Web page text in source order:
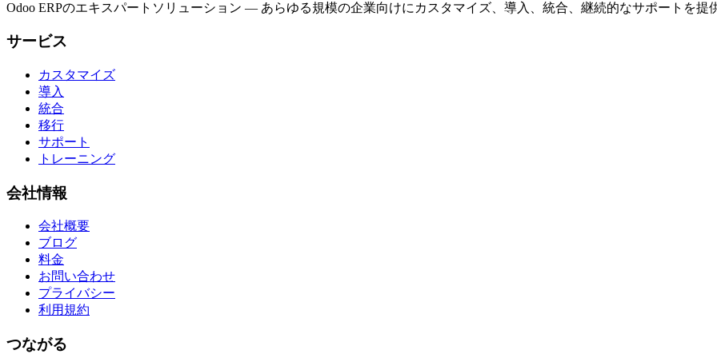
Odoo ERPのエキスパートソリューション — あらゆる規模の企業向けにカスタマイズ、導入、統合、継続的なサポートを提
サービス
カスタマイズ
導入
統合
移行
サポート
トレーニング
会社情報
会社概要
ブログ
料金
お問い合わせ
プライバシー
利用規約
つながる